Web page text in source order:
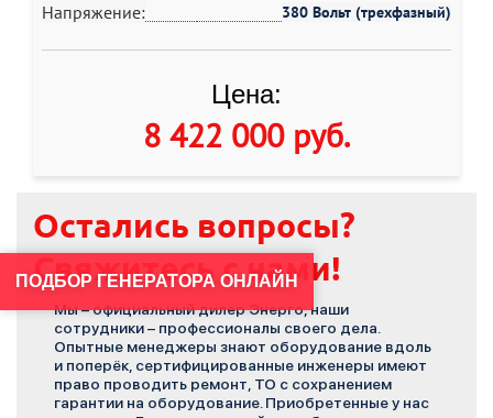
Напряжение: 380 Вольт (трехфазный)
Цена:
8 422 000 руб.
Остались вопросы?
Свяжитесь с нами!
Мы – официальный дилер Энерго, наши
сотрудники – профессионалы своего дела.
Опытные менеджеры знают оборудование вдоль
и поперёк, сертифицированные инженеры имеют
право проводить ремонт, ТО с сохранением
гарантии на оборудование. Приобретенные у нас
ПОДБОР ГЕНЕРАТОРА ОНЛАЙН